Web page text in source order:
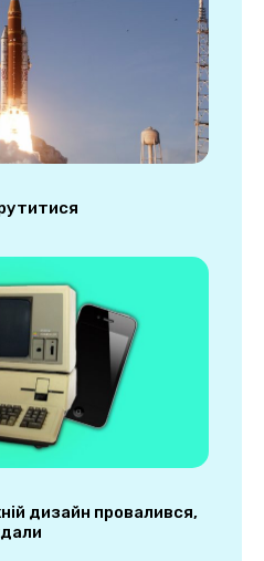
дизайн провалився,